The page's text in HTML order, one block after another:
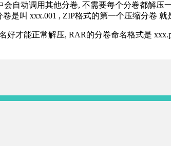
自动调用其他分卷, 不需要每个分卷都解
是叫 xxx.001 , ZIP格式的第一个压缩分卷
才能正常解压, RAR的分卷命名格式是